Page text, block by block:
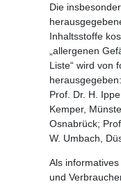
Die
Inhaltsstoffe
„allergenen
Liste“ wird von
Prof. Dr. H.
Kemper,
Osnabrück;
W. Umbach,
Als
und